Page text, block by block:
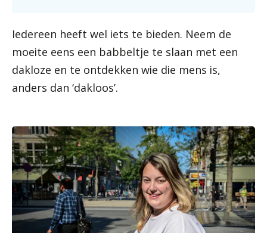
Iedereen heeft wel iets te bieden. Neem de
moeite eens een babbeltje te slaan met een
dakloze en te ontdekken wie die mens is,
anders dan ‘dakloos’.